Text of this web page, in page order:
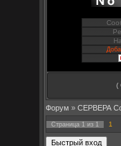
(
Форум » СЕРВЕРА
Страница 1 из 1 1